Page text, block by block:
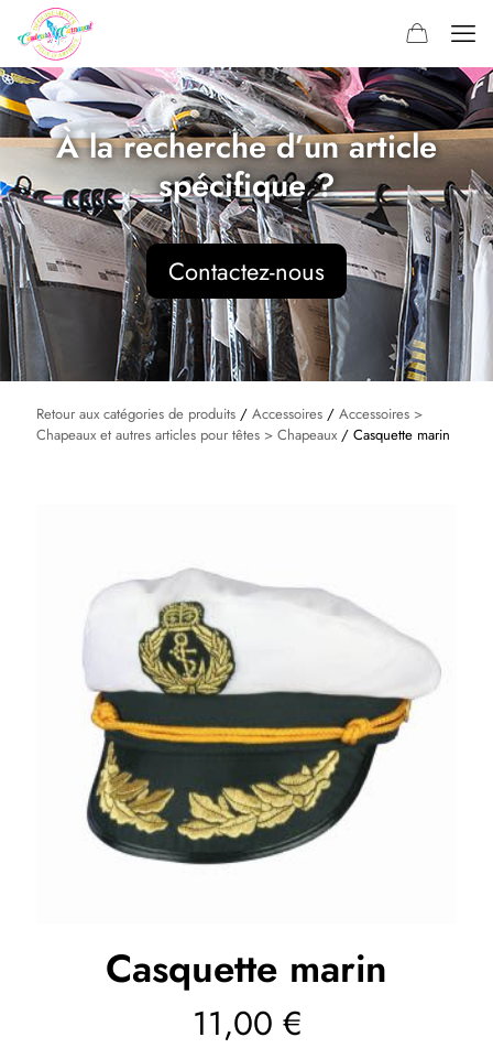
À la recherche d’un article
spécifique ?
Contactez-nous
Retour aux catégories de produits / Accessoires / Accessoires >
Chapeaux et autres articles pour têtes > Chapeaux / Casquette marin
Casquette marin
11,00 €